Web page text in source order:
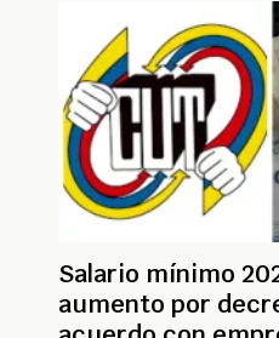
Salario mínimo
aumento por